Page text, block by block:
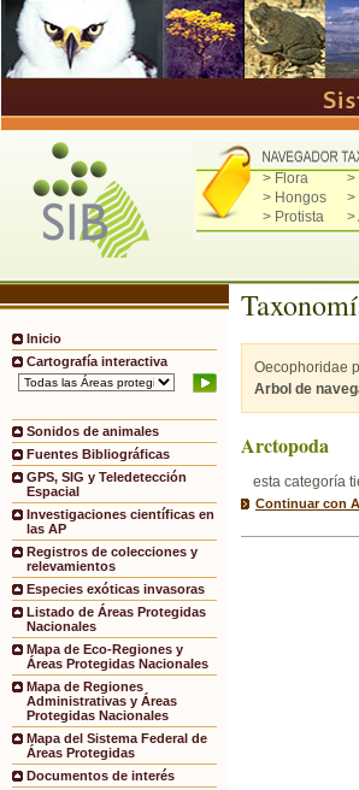
> Flora
>
> Hongos
>
> Protista
>
Inicio
Cartografía interactiva
Sonidos de animales
Fuentes Bibliográficas
GPS, SIG y Teledetección
Espacial
Investigaciones científicas en
las AP
Registros de colecciones y
relevamientos
Especies exóticas invasoras
Listado de Áreas Protegidas
Nacionales
Mapa de Eco-Regiones y
Áreas Protegidas Nacionales
Mapa de Regiones
Administrativas y Áreas
Protegidas Nacionales
Mapa del Sistema Federal de
Áreas Protegidas
Documentos de interés
Oecophoridae
Arbol de
Arctopoda
esta categoría
Continuar con